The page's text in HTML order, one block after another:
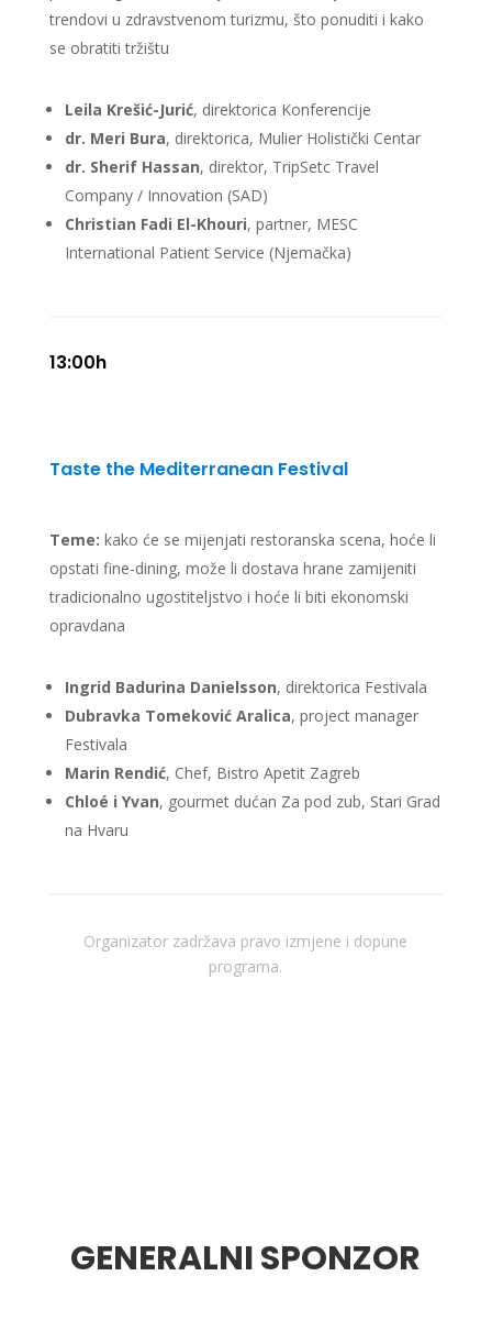
trendovi u zdravstvenom turizmu, što ponuditi i kako
se obratiti tržištu
Leila Krešić-Jurić, direktorica Konferencije
dr. Meri Bura, direktorica, Mulier Holistički Centar
dr. Sherif Hassan, direktor, TripSetc Travel
Company / Innovation (SAD)
Christian Fadi El-Khouri, partner, MESC
International Patient Service (Njemačka)
13:00h
Taste the MediterraneanFestival
Teme: kako će se mijenjati restoranska scena, hoće li
opstati fine-dining, može li dostava hrane zamijeniti
tradicionalno ugostiteljstvo i hoće li biti ekonomski
opravdana
Ingrid Badurina Danielsson, direktorica Festivala
Dubravka Tomeković Aralica, project manager
Festivala
Marin Rendić, Chef, Bistro Apetit Zagreb
Chloé i Yvan, gourmet dućan Za pod zub, Stari Grad
na Hvaru
Organizator zadržava pravo izmjene i dopune
programa.
GENERALNI SPONZOR